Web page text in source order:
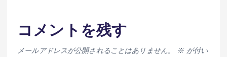
コメントを残す
メールアドレスが公開されることはありません。 ※が付い